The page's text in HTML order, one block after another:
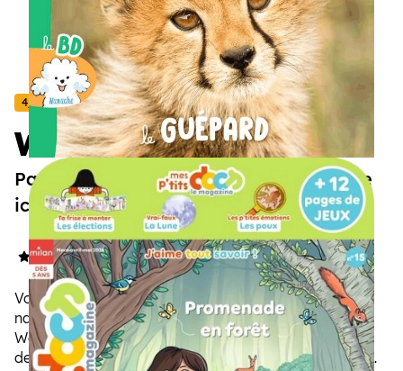
Wakou
Passion animaux : l’aventure commence
ici
4/7 ans
4.8/5(23 avis)
Votre enfant est curieux et s'émerveille devant la
nature, les animaux... L'abonnement au magazine
Wakou est fait pour lui ! Documentaires à lire comme
des histoires, jeux, photos, Wakou raconte la vie des